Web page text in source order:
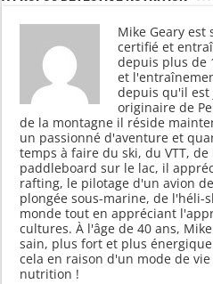
Mike Geary
certifié et
depuis plus de
et
depuis qu'il est
originaire de
de la montagne il réside
un passionné d'aventure et
temps à faire du ski, du VTT,
paddleboard sur le lac, il
rafting, le pilotage d'un avion
plongée sous-marine, de l'héli-
monde tout en appréciant
cultures. À l'âge de 40 ans,
sain, plus fort et plus
cela en raison d'un mode de
nutrition !